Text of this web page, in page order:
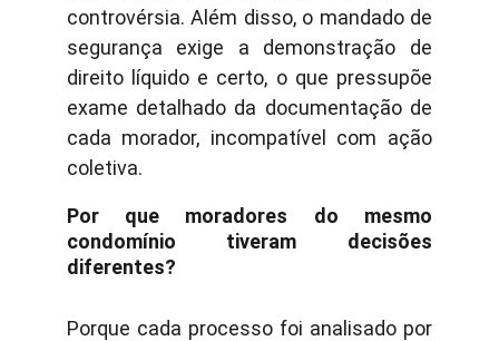
controvérsia. Além disso, o mandado de
segurança exige a demonstração de
direito líquido e certo, o que pressupõe
exame detalhado da documentação de
cada morador, incompatível com ação
coletiva.
Por que moradores do mesmo
condomínio tiveram decisões
diferentes?
Porque cada processo foi analisado por